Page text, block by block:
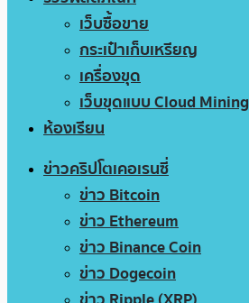
เว็บซื้อขาย
กระเป๋าเก็บเหรียญ
เครื่องขุด
เว็บขุดแบบ Cloud Mining
ห้องเรียน
ข่าวคริปโตเคอเรนซี่
ข่าว Bitcoin
ข่าว Ethereum
ข่าว Binance Coin
ข่าว Dogecoin